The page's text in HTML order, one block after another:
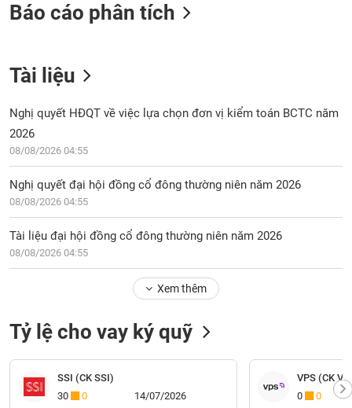
Báo cáo phân tích
Tài liệu
Nghị quyết HĐQT về việc lựa chọn đơn vị kiểm toán BCTC năm
2026
08/08/2026 04:55
Nghị quyết đại hội đồng cổ đông thường niên năm 2026
08/08/2026 04:55
Tài liệu đại hội đồng cổ đông thường niên năm 2026
08/08/2026 04:55
Xem thêm
Tỷ lệ cho vay ký quỹ
SSI (CK SSI)
30
0 14/07/2026
VPS (CK
0
0